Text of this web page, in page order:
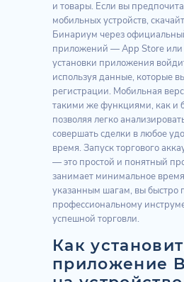
и товары. Если вы
мобильных устройств,
Бинариум через
приложений — App Store или
установки приложения
используя данные, которые
регистрации. Мобильная
такими же функциями, как и
позволяя легко
совершать сделки в любое
время. Запуск торгового
— это простой и понятный
занимает минимальное
указанным шагам, вы быстро
профессиональному
успешной торговли.
Как
приложение